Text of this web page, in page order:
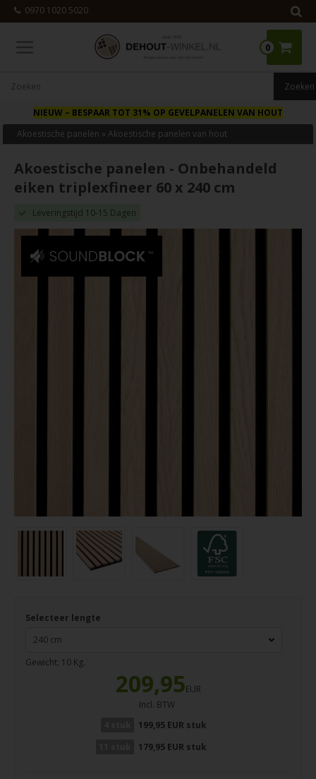
0970 1020 5020
0
NIEUW – BESPAAR TOT 31% OP GEVELPANELEN VAN HOUT
Akoestische panelen »Akoestische panelen van hout
Akoestische panelen - Onbehandeld
eiken triplexfineer 60 x 240 cm
Leveringstijd 10-15 Dagen
Selecteer lengte
Gewicht: 10 Kg.
209,95EUR
Incl. BTW
199,95 EUR stuk
179,95 EUR stuk